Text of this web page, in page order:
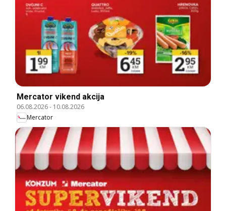
Mercator vikend akcija
06.08.2026- 10.08.2026
Mercator